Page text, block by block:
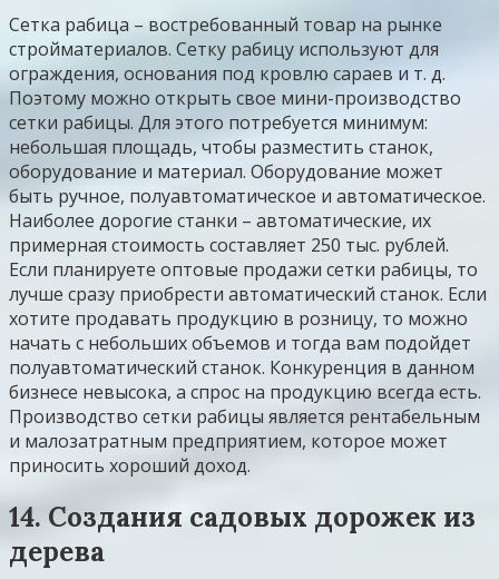
Сетка рабица – востребованный товар на рынке
стройматериалов. Сетку рабицу используют для
ограждения, основания под кровлю сараев и т. д.
Поэтому можно открыть свое мини-производство
сетки рабицы. Для этого потребуется минимум:
небольшая площадь, чтобы разместить станок,
оборудование и материал. Оборудование может
быть ручное, полуавтоматическое и автоматическое.
Наиболее дорогие станки – автоматические, их
примерная стоимость составляет 250 тыс. рублей.
Если планируете оптовые продажи сетки рабицы, то
лучше сразу приобрести автоматический станок. Если
хотите продавать продукцию в розницу, то можно
начать с небольших объемов и тогда вам подойдет
полуавтоматический станок. Конкуренция в данном
бизнесе невысока, а спрос на продукцию всегда есть.
Производство сетки рабицы является рентабельным
и малозатратным предприятием, которое может
приносить хороший доход.
14. Создания садовых дорожек из
дерева